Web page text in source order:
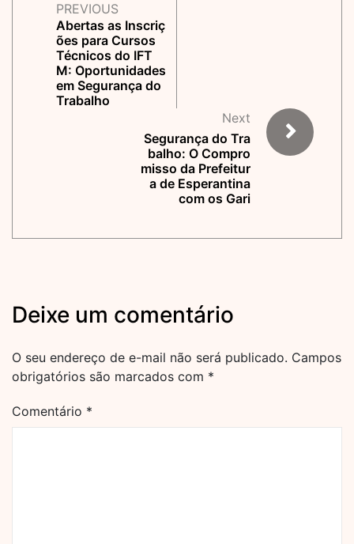
PREVIOUS
Abertas as Inscriç
ões para Cursos
Técnicos do IFT
M: Oportunidades
em Segurança do
Trabalho
Next
Segurança do Tra
balho: O Compro
misso da Prefeitur
a de Esperantina
com os Gari
Deixe um comentário
O seu endereço de e-mail não será publicado. Campos
obrigatórios são marcados com *
Comentário *